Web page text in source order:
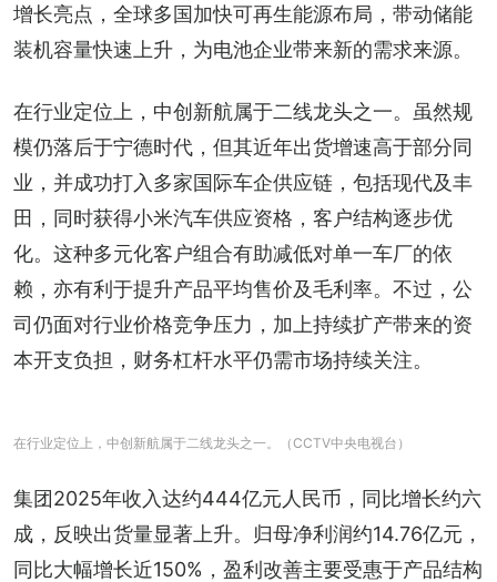
增长亮点，全球多国加快可再生能源布局，带动储能
装机容量快速上升，为电池企业带来新的需求来源。
在行业定位上，中创新航属于二线龙头之一。虽然规
模仍落后于宁德时代，但其近年出货增速高于部分同
业，并成功打入多家国际车企供应链，包括现代及丰
田，同时获得小米汽车供应资格，客户结构逐步优
化。这种多元化客户组合有助减低对单一车厂的依
赖，亦有利于提升产品平均售价及毛利率。不过，公
司仍面对行业价格竞争压力，加上持续扩产带来的资
本开支负担，财务杠杆水平仍需市场持续关注。
在行业定位上，中创新航属于二线龙头之一。（CCTV中央电视台）
集团2025年收入达约444亿元人民币，同比增长约六
成，反映出货量显著上升。归母净利润约14.76亿元，
同比大幅增长近150%，盈利改善主要受惠于产品结构